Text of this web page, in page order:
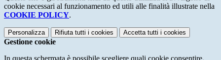
cookie necessari al funzionamento ed utili alle finalità illustrate nella
COOKIE POLICY.
Personalizza Rifiuta tutti i cookies Accetta tutti i cookies
Gestione cookie